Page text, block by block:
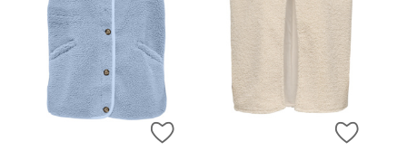
ZUR WUNSCHLISTE HINZUFÜGEN
ZUR